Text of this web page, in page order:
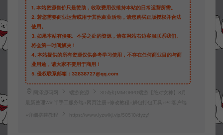
1. 本站资源售价只是赞助，收取费用仅维持本站的日常运营所需。
2. 若您需要商业运营或用于其他商业活动，请您购买正版授权并合法
使用。
3. 如果本站有侵犯、不妥之处的资源，请在网站右边客服联系我们。
将会第一时间解决！
4. 本站提供的所有资源仅供参考学习使用，不存在任何商业目的与商
业用途，请大家不要用于商用！
5. 侵权联系邮箱：32838727@qq.com
阿泽源码网 端游资源
3D奇幻MMORPG端游【绝对女神】8月
最新整理Win半手工服务端+网页注册+修改教程+解包打包工具+PC客户端
+详细搭建教程 https://www.lyzwlkj.vip/50510/dyzy/